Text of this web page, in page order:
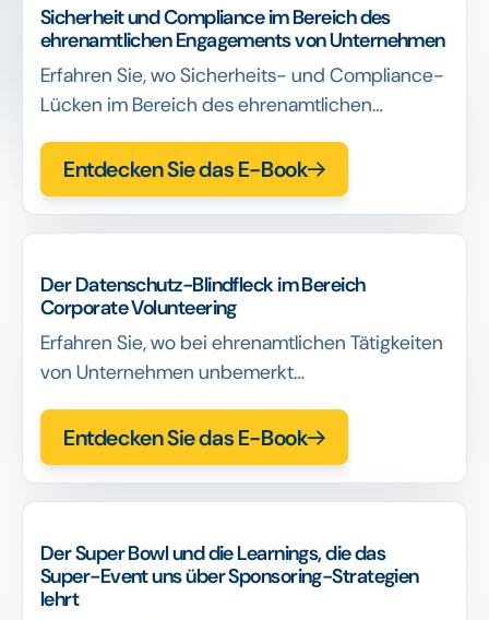
Sicherheit und Compliance im Bereich des
ehrenamtlichen Engagements von Unternehmen
Erfahren Sie, wo Sicherheits- und Compliance-
Lücken im Bereich des ehrenamtlichen
wie Identitätsentscheidungen das Risiko lange
vor dem Auftreten von Vorfällen bestimmen.
Entdecken Sie das E-Book
Der Datenschutz-Blindfleck im Bereich
Corporate Volunteering
Erfahren Sie, wo bei ehrenamtlichen Tätigkeiten
von Unternehmen unbemerkt
Führungskräfte diese Risiken erkennen können,
bevor sie zu einem Governance-Problem
werden.
Entdecken Sie das E-Book
Der Super Bowl und die Learnings, die das
Super-Event uns über Sponsoring-Strategien
lehrt